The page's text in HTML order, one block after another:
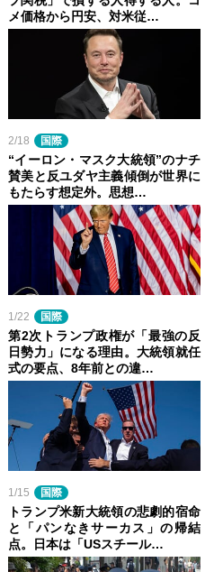
メ価格から円安、対米従…
2/18 国際
“イーロン・マスク大統領”のナチ
賛美と反ユダヤ主義傾倒が世界に
もたらす想定外。思想…
1/22 国際
第2次トランプ政権が「最強の反
日勢力」になる理由。大統領就任
式の要点、8年前との違…
1/15 国際
トランプ米新大統領の悲劇的宿命
と「パンなきサーカス」の帰結
点。日本は「USスチール…